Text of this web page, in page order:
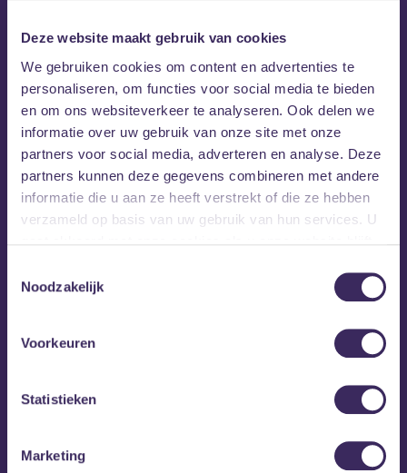
Deze website maakt gebruik van cookies
We gebruiken cookies om content en advertenties te
personaliseren, om functies voor social media te bieden
en om ons websiteverkeer te analyseren. Ook delen we
informatie over uw gebruik van onze site met onze
partners voor social media, adverteren en analyse. Deze
partners kunnen deze gegevens combineren met andere
informatie die u aan ze heeft verstrekt of die ze hebben
verzameld op basis van uw gebruik van hun services. U
Noodzakelijk
Voorkeuren
Statistieken
Marketing
check ‘m in de superhandigeTMSQR-app
Download tijdschema
PopMonument Breda wordt mede mogelijk gemaakt door:
gemeente Breda, provincie Noord-Brabant, MEZZ, Stichting
Mastboom Brosens, Lyfter en alle deelnemende